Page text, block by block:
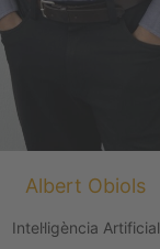
Albert Obiols
Intel·ligència Artificial